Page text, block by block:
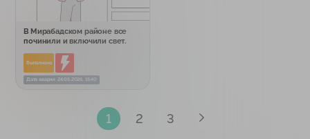
В Мирабадском районе все
починили и включили свет.
Выполнено
Дата аварии: 24.05.2026, 15:40
1 2 3